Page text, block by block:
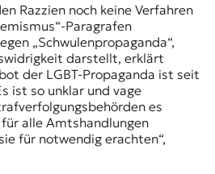
Razzien noch keine Verfahren
Paragrafen
„Schwulenpropaganda“,
darstellt, erklärt
der LGBT-Propaganda ist seit
ist so unklar und vage
es
alle Amtshandlungen
für notwendig erachten“,